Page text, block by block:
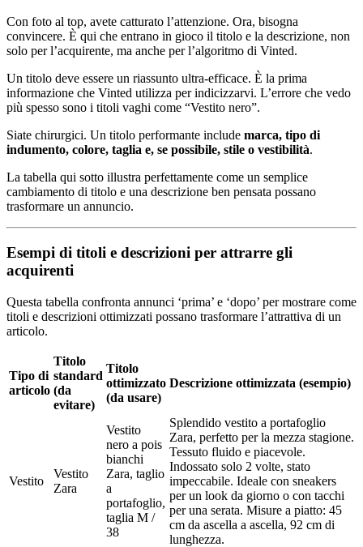
Con foto al top, avete catturato l’attenzione. Ora, bisogna
convincere. È qui che entrano in gioco il titolo e la descrizione, non
solo per l’acquirente, ma anche per l’algoritmo di Vinted.
Un titolo deve essere un riassunto ultra-efficace. È la prima
informazione che Vinted utilizza per indicizzarvi. L’errore che vedo
più spesso sono i titoli vaghi come “Vestito nero”.
Siate chirurgici. Un titolo performante include marca, tipo di
indumento, colore, taglia e, se possibile, stile o vestibilità.
La tabella qui sotto illustra perfettamente come un semplice
cambiamento di titolo e una descrizione ben pensata possano
trasformare un annuncio.
Esempi di titoli e descrizioni per attrarre gli
acquirenti
Questa tabella confronta annunci ‘prima’ e ‘dopo’ per mostrare come
titoli e descrizioni ottimizzati possano trasformare l’attrattiva di un
articolo.
Tipo di
articolo
Titolo
standard
(da
evitare)
Titolo
ottimizzato
(da usare)
Descrizione ottimizzata (esempio)
Vestito
Vestito
Zara
Vestito
nero a pois
bianchi
Zara, taglio
a
portafoglio,
taglia M /
38
Splendido vestito a portafoglio
Zara, perfetto per la mezza stagione.
Tessuto fluido e piacevole.
Indossato solo 2 volte, stato
impeccabile. Ideale con sneakers
per un look da giorno o con tacchi
per una serata. Misure a piatto: 45
cm da ascella a ascella, 92 cm di
lunghezza.